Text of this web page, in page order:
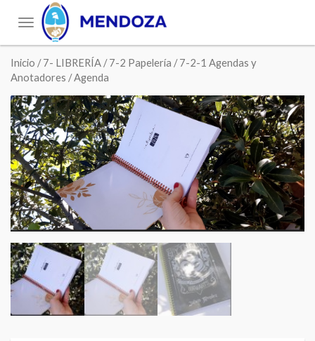
Toggle
navigation
Inicio /7- LIBRERÍA /7-2 Papelería /7-2-1 Agendas y
Anotadores / Agenda